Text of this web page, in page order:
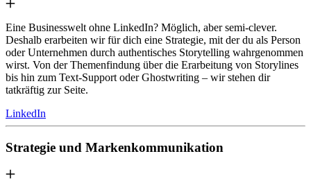
Eine Businesswelt ohne LinkedIn? Möglich, aber semi-clever.
Deshalb erarbeiten wir für dich eine Strategie, mit der du als Person
oder Unternehmen durch authentisches Storytelling wahrgenommen
wirst. Von der Themenfindung über die Erarbeitung von Storylines
bis hin zum Text-Support oder Ghostwriting – wir stehen dir
tatkräftig zur Seite.
LinkedIn
Strategie und Markenkommunikation